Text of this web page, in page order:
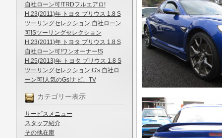
自社ローン可!TRDフルエアロ!
H.23(2011)年 トヨタ プリウス 1.8 S
ツーリングセレクション 自社ローン
可!Sツーリングセレクション
H.23(2011)年 トヨタ プリウス 1.8 S
自社ローン可!ワンオーナー!S
H.25(2013)年 トヨタ プリウス 1.8 S
ツーリングセレクション G's 自社ロ
ーン可!人気のGs!ナビ、TV
カテゴリー表示
サービスメニュー
スタッフ紹介
その他在庫